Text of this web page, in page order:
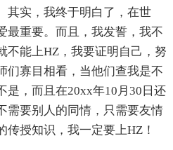
其实，我终于明白了，在世
最重要。而且，我发誓，我不
不能上HZ，我要证明自己，努
们寡目相看，当他们查我是不
是，而且在20xx年10月30日还
需要别人的同情，只需要友情
授知识，我一定要上HZ！